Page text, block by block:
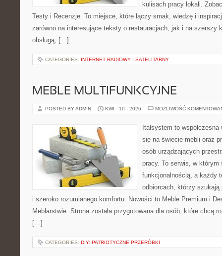
kulisach pracy lokali.
Testy i Recenzje. To miejsce, które łączy smak, wiedzę i
zarówno na interesujące teksty o restauracjach, jak i na szerszy
obsługą, […]
CATEGORIES: INTERNET RADIOWY I SATELITARNY
MEBLE MULTIFUNKCYJNE
POSTED BY ADMIN KWI - 10 - 2026 MOŻLIWOŚĆ
Italsystem to
się na świecie mebli oraz
osób urządzających
pracy. To serwis, w którym
funkcjonalnością, a każdy
odbiorcach, którzy szukają
i szeroko rozumianego komfortu. Nowości to Meble Premium i
Meblarstwie. Strona została przygotowana dla osób, które chcą
[…]
CATEGORIES: DIY: PATRIOTYCZNE PRZERÓBKI